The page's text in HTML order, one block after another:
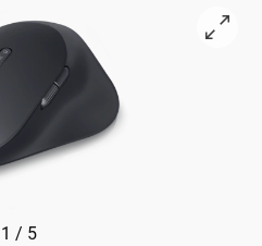
Dell Pro Premium - MS900
1 / 5